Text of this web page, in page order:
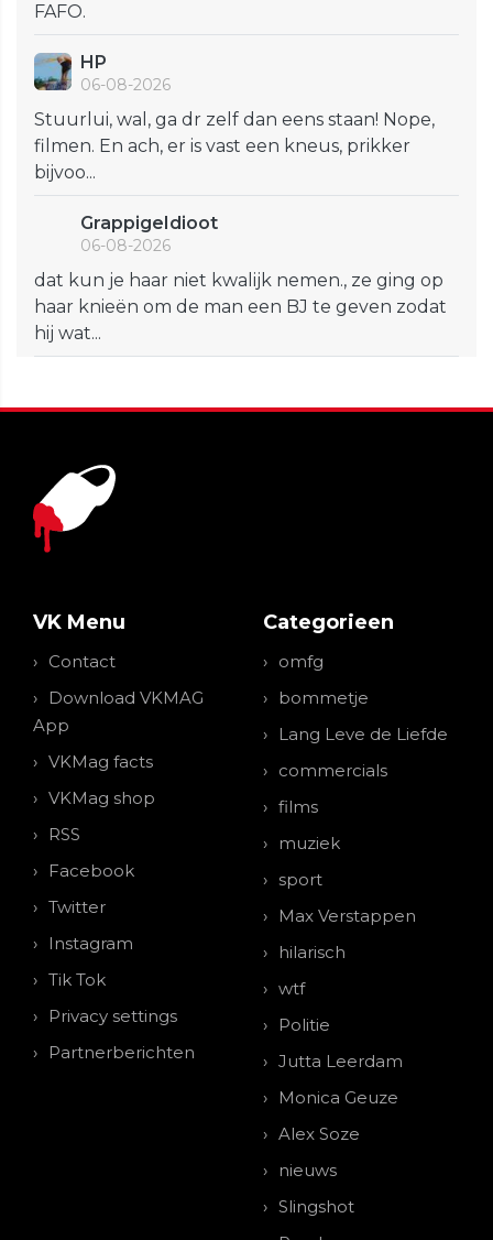
FAFO.
HP
06-08-2026
Stuurlui, wal, ga dr zelf dan eens staan! Nope,
filmen. En ach, er is vast een kneus, prikker
bijvoo...
GrappigeIdioot
06-08-2026
dat kun je haar niet kwalijk nemen., ze ging op
haar knieën om de man een BJ te geven zodat
hij wat...
VK Menu
Contact
Download VKMAG
App
VKMag facts
VKMag shop
RSS
Facebook
Twitter
Instagram
Tik Tok
Privacy settings
Partnerberichten
Categorieen
omfg
bommetje
Lang Leve de Liefde
commercials
films
muziek
sport
Max Verstappen
hilarisch
wtf
Politie
Jutta Leerdam
Monica Geuze
Alex Soze
nieuws
Slingshot